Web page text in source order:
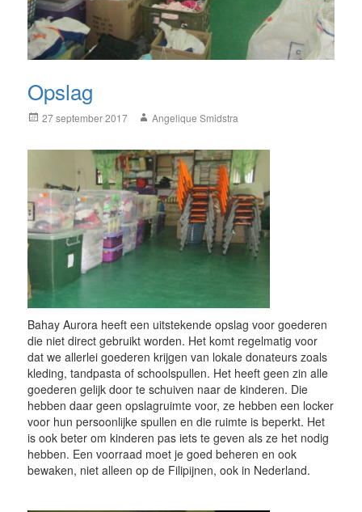
Opslag
Posted
27 september 2017 Author
Angelique Smidstra
Bahay Aurora heeft een uitstekende opslag voor goederen
die niet direct gebruikt worden. Het komt regelmatig voor
dat we allerlei goederen krijgen van lokale donateurs zoals
kleding, tandpasta of schoolspullen. Het heeft geen zin alle
goederen gelijk door te schuiven naar de kinderen. Die
hebben daar geen opslagruimte voor, ze hebben een locker
voor hun persoonlijke spullen en die ruimte is beperkt. Het
is ook beter om kinderen pas iets te geven als ze het nodig
hebben. Een voorraad moet je goed beheren en ook
bewaken, niet alleen op de Filipijnen, ook in Nederland.